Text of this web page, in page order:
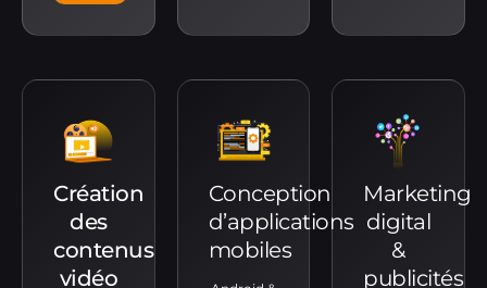
Création
des
contenus
vidéo
Conception
d’applications
mobiles
Marketing
digital
&
publicités